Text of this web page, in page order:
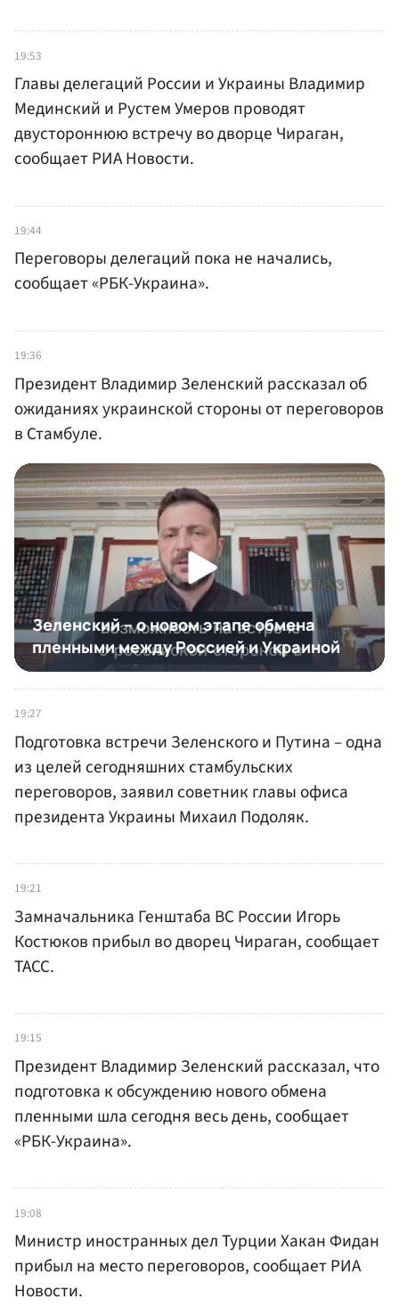
19:53
Главы делегаций России и Украины Владимир
Мединский и Рустем Умеров проводят
двустороннюю встречу во дворце Чираган,
сообщает РИА Новости.
19:44
Переговоры делегаций пока не начались,
сообщает «РБК-Украина».
19:36
Президент Владимир Зеленский рассказал об
ожиданиях украинской стороны от переговоров
в Стамбуле.
19:27
Подготовка встречи Зеленского и Путина – одна
из целей сегодняшних стамбульских
переговоров, заявил советник главы офиса
президента Украины Михаил Подоляк.
19:21
Замначальника Генштаба ВС России Игорь
Костюков прибыл во дворец Чираган, сообщает
ТАСС.
19:15
Президент Владимир Зеленский рассказал, что
подготовка к обсуждению нового обмена
пленными шла сегодня весь день, сообщает
«РБК-Украина».
19:08
Министр иностранных дел Турции Хакан Фидан
прибыл на место переговоров, сообщает РИА
Новости.